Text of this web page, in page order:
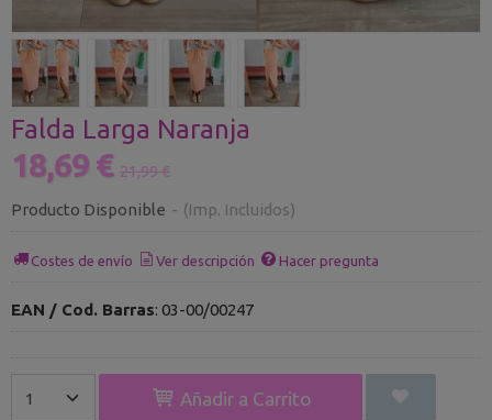
Falda Larga Naranja
18,69 € 21,99 €
Producto Disponible - (Imp. Incluidos)
Costes de envío Ver descripción Hacer pregunta
EAN / Cod. Barras: 03-00/00247
Añadir a Carrito